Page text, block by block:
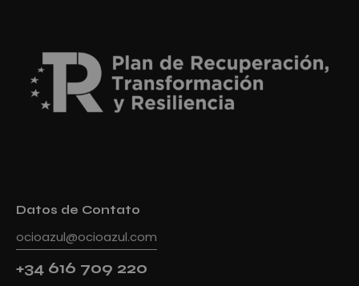
Datos de Contato
ocioazul@ocioazul.com
+34 616 709 220